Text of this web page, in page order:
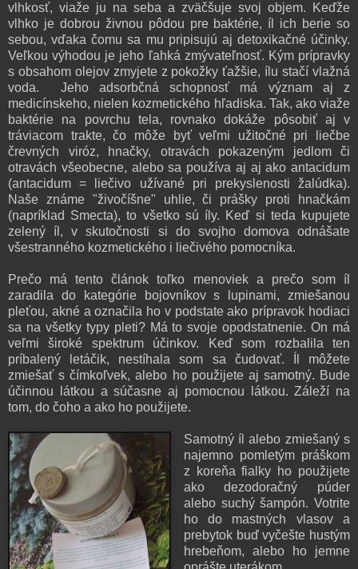
vlhkosť, viaže ju na seba a zväčšuje svoj objem. Keďže
vlhko je dobrou živnou pôdou pre baktérie, íl ich berie so
sebou, vďaka čomu sa mu pripisujú aj detoxikačné účinky.
Veľkou výhodou je jeho ľahká zmývateľnosť. Kým prípravky
s obsahom olejov zmyjete z pokožky ťažšie, ílu stačí vlažná
voda. Jeho adsorbčná schopnosť má význam aj z
medicínskeho, nielen kozmetického hľadiska. Tak, ako viaže
baktérie na povrchu tela, rovnako dokáže pôsobiť aj v
tráviacom trakte, čo môže byť veľmi užitočné pri liečbe
črevných viróz, hnačky, otravách pokazeným jedlom či
otravách všeobecne, alebo sa používa aj aj ako antacidum
(antacidum = liečivo užívané pri prekyslenosti žalúdka).
Naše známe "živočíšne" uhlie, či prášky proti hnačkám
(napríklad Smecta), to všetko sú íly. Keď si teda kupujete
zelený íl, v skutočnosti si do svojho domova odnášate
všestranného kozmetického i liečivého pomocníka.
Prečo má tento článok toľko menoviek a prečo som íl
zaradila do kategórie bojovníkov s lupinami, zmiešanou
pleťou, akné a označila ho v podstate ako prípravok hodiaci
sa na všetky typy pleti? Má to svoje opodstatnenie. On má
veľmi široké spektrum účinkov. Keď som rozbalila ten
príbalený letáčik, nestíhala som sa čudovať. Íl môžete
zmiešať s čímkoľvek, alebo ho použijete aj samotný. Bude
účinnou látkou a súčasne aj pomocnou látkou. Záleží na
tom, do čoho a ako ho použijete.
Samotný íl alebo zmiešaný s
najemno pomletým práškom
z koreňa fialky ho použijete
ako dezodoračný púder
alebo suchý šampón. Votrite
ho do mastných vlasov a
prebytok buď vyčešte hustým
hrebeňom, alebo ho jemne